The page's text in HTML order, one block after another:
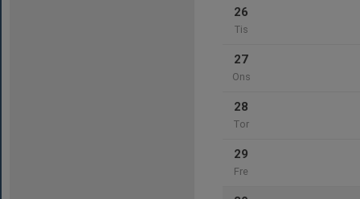
26
Tis
27
Ons
28
Tor
29
Fre